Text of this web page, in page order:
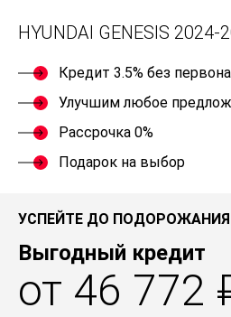
HYUNDAI GENESIS 2024-
Кредит 3.5% без
Улучшим любое
Рассрочка 0%
Подарок на выбор
УСПЕЙТЕ ДО
Выгодный кредит
от 46 772